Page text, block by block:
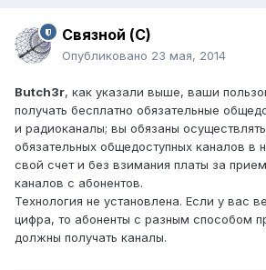
Связной (С)
Опубликовано 23 мая, 2014
Butch3r, как указали выше, ваши
получать бесплатно обязательные
и радиоканалы; вы обязаны
обязательных общедоступных каналов в
свой счет и без взимания платы за
каналов с абонентов.
Технология не установлена. Если у вас
цифра, то абоненты с разным способом
должны получать каналы.